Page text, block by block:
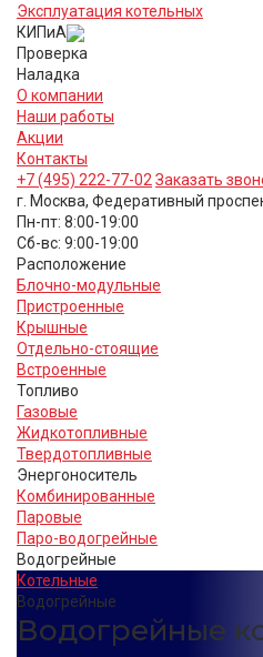
Эксплуатация котельных
КИПиА
Проверка
Наладка
О компании
Наши работы
Акции
Контакты
+7 (495) 222-77-02 Заказать
г. Москва, Федеративный
Пн-пт: 8:00-19:00
Cб-вс: 9:00-19:00
Расположение
Блочно-модульные
Пристроенные
Крышные
Отдельно-стоящие
Встроенные
Топливо
Газовые
Жидкотопливные
Твердотопливные
Энергоноситель
Комбинированные
Паровые
Паро-водогрейные
Водогрейные
Котельные
Водогрейные
Водогрейные